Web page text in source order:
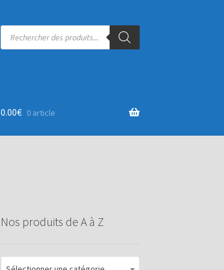
Recherche
produits
0.00€ 0 article
Nos produits de A à Z